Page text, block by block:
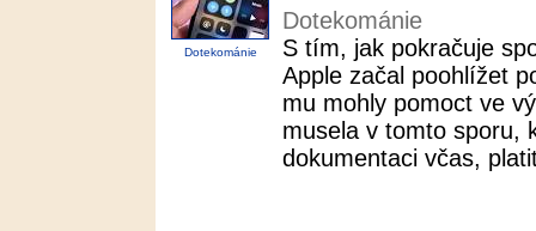
Dotekománie
Dotekománie
S tím, jak pokračuje
Apple začal poohlížet
mu mohly pomoct ve
musela v tomto sporu,
dokumentaci včas,